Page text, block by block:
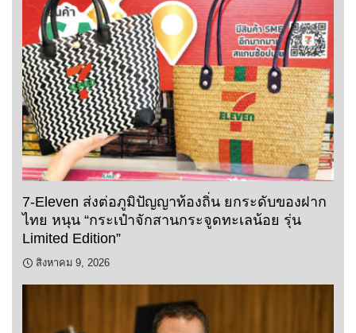
7-Eleven ส่งต่อภูมิปัญญาท้องถิ่น ยกระดับของฝาก
ไทย หนุน “กระเป๋าจักสานกระจูดทะเลน้อย รุ่น
Limited Edition”
สิงหาคม 9, 2026